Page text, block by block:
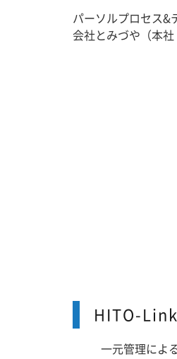
パーソルプロセス&
会社とみづや（本
HITO-
一元管理によ